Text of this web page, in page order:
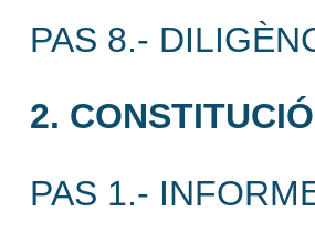
PAS 8.-
2.
PAS 1.-